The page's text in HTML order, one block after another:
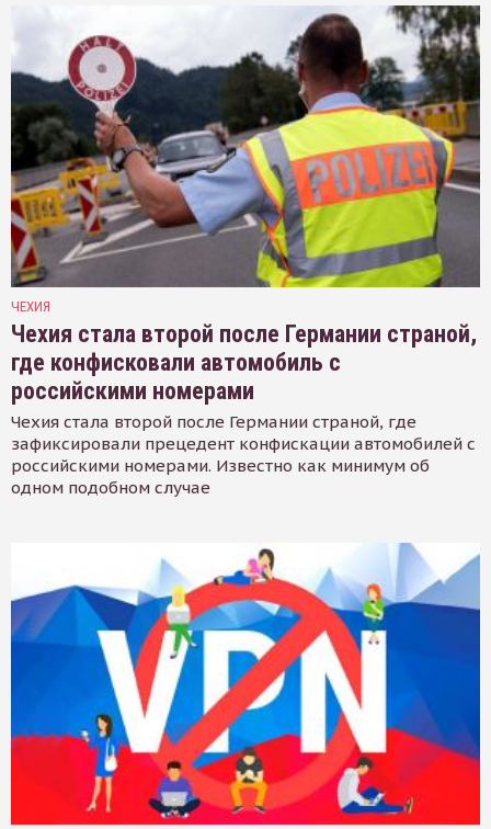
ЧЕХИЯ
Чехия стала второй после Германии страной,
где конфисковали автомобиль с
российскими номерами
Чехия стала второй после Германии страной, где
зафиксировали прецедент конфискации автомобилей с
российскими номерами. Известно как минимум об
одном подобном случае